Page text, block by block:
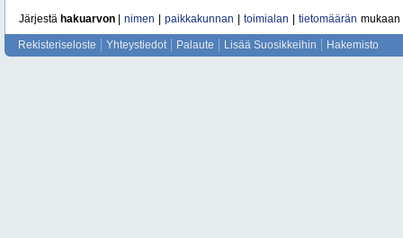
Järjestä hakuarvon nimen paikkakunnan toimialan tietomäärän mukaan
Rekisteriseloste Yhteystiedot Palaute Lisää Suosikkeihin Hakemisto